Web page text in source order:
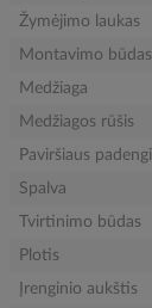
Žymėjimo laukas
Montavimo būdas
Medžiaga
Medžiagos rūšis
Paviršiaus
Spalva
Tvirtinimo būdas
Plotis
Įrenginio aukštis